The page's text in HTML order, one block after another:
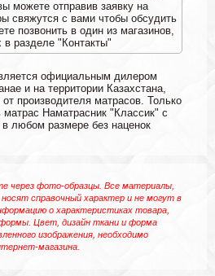
можете отправив заявку на
свяжутся с вами чтобы обсудить
позвонить в один из магазинов,
разделе "Контакты"
официальным дилером
и на территории Казахстана,
производителя матрасов. Только
Наматрасник "Классик" с
любом размере без наценок
через фото-образцы. Все материалы,
справочный характер и не могут в
о характеристиках товара,
Цвет, дизайн ткани и форма
изображения, необходимо
магазина.